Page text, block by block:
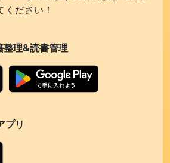
ださい！
整理&読書管理
プリ